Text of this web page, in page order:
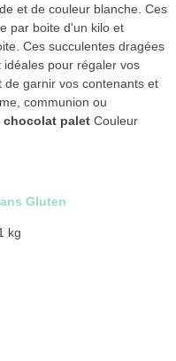
et de couleur blanche. Ces
par boite d'un kilo et
Ces succulentes dragées
pour régaler vos
de garnir vos contenants et
communion ou
chocolat palet Couleur
Gluten
kg